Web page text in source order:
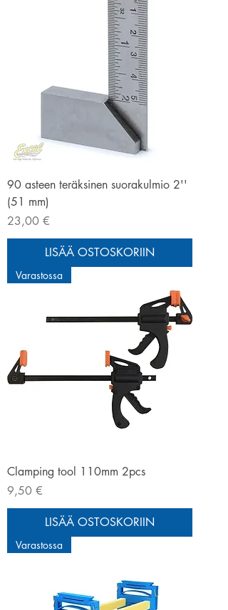
90 asteen teräksinen suorakulmio 2''
(51 mm)
Hinta
23,00 €
LISÄÄ OSTOSKORIIN
Varastossa
Clamping tool 110mm 2pcs
Hinta
9,50 €
LISÄÄ OSTOSKORIIN
Varastossa